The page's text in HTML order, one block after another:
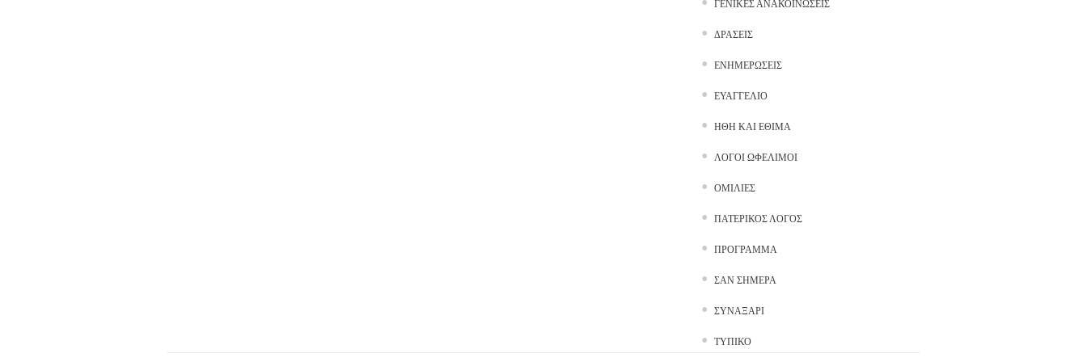
ΓΕΝΙΚΈΣ ΑΝΑΚΟΙΝΏΣΕΙΣ
ΔΡΆΣΕΙΣ
ΕΝΗΜΕΡΏΣΕΙΣ
ΕΥΑΓΓΈΛΙΟ
ΉΘΗ ΚΑΙ ΈΘΙΜΑ
ΛΌΓΟΙ ΩΦΈΛΙΜΟΙ
ΟΜΙΛΊΕΣ
ΠΑΤΕΡΙΚΌΣ ΛΌΓΟΣ
ΠΡΌΓΡΑΜΜΑ
ΣΑΝ ΣΉΜΕΡΑ
ΣΥΝΑΞΆΡΙ
ΤΥΠΙΚΌ